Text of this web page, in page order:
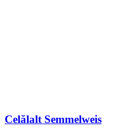
Celălalt Semmelweis